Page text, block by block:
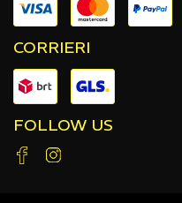
CORRIERI
FOLLOW US